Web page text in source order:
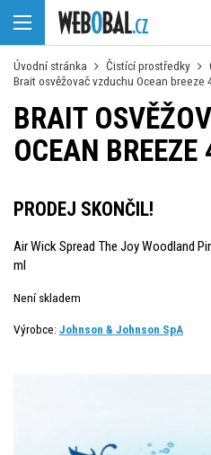
Úvodní stránka Čistící prostředky
Brait osvěžovač vzduchu Ocean breeze
BRAIT
OCEAN BREEZE
PRODEJ SKONČIL!
Air Wick Spread The Joy Woodland
ml
Není skladem
Výrobce: Johnson & Johnson SpA